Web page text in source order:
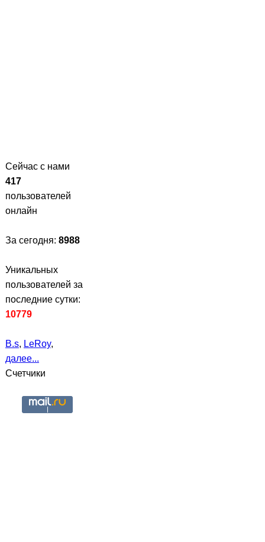
Сейчас с нами
417
пользователей
онлайн
За сегодня: 8988
Уникальных
пользователей за
последние сутки:
10779
B.s, LeRoy,
далее...
Счетчики